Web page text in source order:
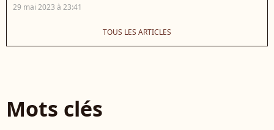
29 mai 2023 à 23:41
TOUS LES ARTICLES
Mots clés